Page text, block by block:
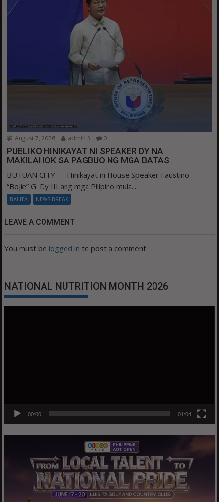
August 7, 2026 admin 3 0
PUBLIKO HINIKAYAT NI SPEAKER DY NA
MAKILAHOK SA PAGBUO NG MGA BATAS
BUTUAN CITY — Hinikayat ni House Speaker Faustino
“Bojie” G. Dy III ang mga Pilipino mula...
BALITA NEWS BREAK
LEAVE A COMMENT
You must be logged in to post a comment.
NATIONAL NUTRITION MONTH 2026
00:00 01:04